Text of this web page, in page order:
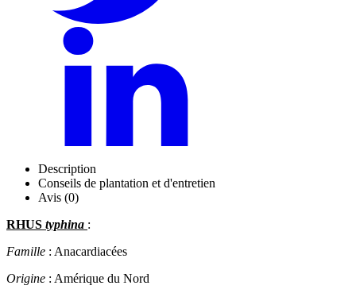
Description
Conseils de plantation et d'entretien
Avis (0)
RHUS typhina :
Famille : Anacardiacées
Origine : Amérique du Nord